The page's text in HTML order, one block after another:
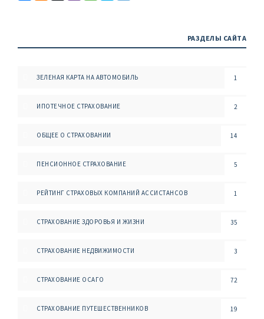
РАЗДЕЛЫ САЙТА
ЗЕЛЕНАЯ КАРТА НА АВТОМОБИЛЬ 1
ИПОТЕЧНОЕ СТРАХОВАНИЕ 2
ОБЩЕЕ О СТРАХОВАНИИ 14
ПЕНСИОННОЕ СТРАХОВАНИЕ 5
РЕЙТИНГ СТРАХОВЫХ КОМПАНИЙ АССИСТАНСОВ 1
СТРАХОВАНИЕ ЗДОРОВЬЯ И ЖИЗНИ 35
СТРАХОВАНИЕ НЕДВИЖИМОСТИ 3
СТРАХОВАНИЕ ОСАГО 72
СТРАХОВАНИЕ ПУТЕШЕСТВЕННИКОВ 19